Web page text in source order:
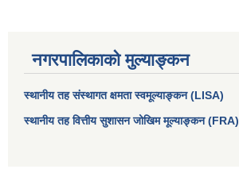
नगरपालिकाको मुल्याङ्कन
स्थानीय तह संस्थागत क्षमता स्वमूल्याङ्कन (LISA)
स्थानीय तह वित्तीय सुशासन जोखिम मूल्याङ्कन (FRA)